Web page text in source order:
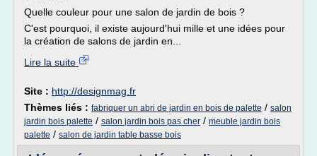
Quelle couleur pour une salon de jardin de bois ?
C'est pourquoi, il existe aujourd'hui mille et une idées pour
la création de salons de jardin en...
Lire la suite
Site : http://designmag.fr
Thèmes liés : fabriquer un abri de jardin en bois de palette / salon
jardin bois palette / salon jardin bois pas cher / meuble jardin bois
palette / salon de jardin table basse bois